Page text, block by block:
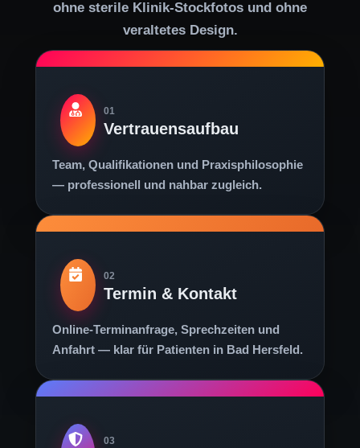
ohne sterile Klinik-Stockfotos und ohne
veraltetes Design.
01
Vertrauensaufbau
Team, Qualifikationen und Praxisphilosophie
— professionell und nahbar zugleich.
02
Termin & Kontakt
Online-Terminanfrage, Sprechzeiten und
Anfahrt — klar für Patienten in Bad Hersfeld.
03